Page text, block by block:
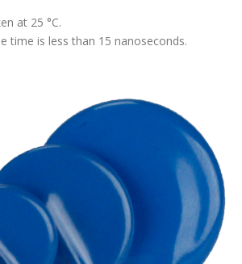
at 25 °C.
time is less than 15 nanoseconds.